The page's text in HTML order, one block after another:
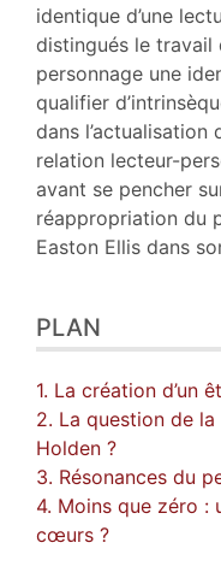
identique d’une
distingués le travail
personnage une
qualifier
dans l’actualisation
relation lecteur-
avant se pencher
réappropriation du
Easton Ellis dans
PLAN
1. La création d’un
2. La question de
Holden ?
3. Résonances du
4. Moins que zéro :
cœurs ?